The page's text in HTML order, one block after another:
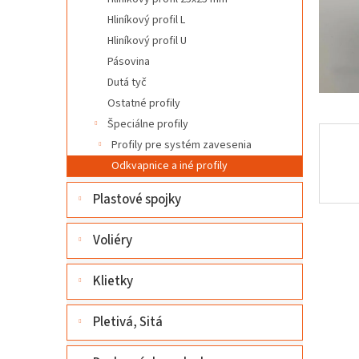
Hliníkový profil L
Hliníkový profil U
Pásovina
Dutá tyč
Ostatné profily
Špeciálne profily
Profily pre systém zavesenia
Odkvapnice a iné profily
Plastové spojky
Voliéry
Klietky
Pletivá, Sitá